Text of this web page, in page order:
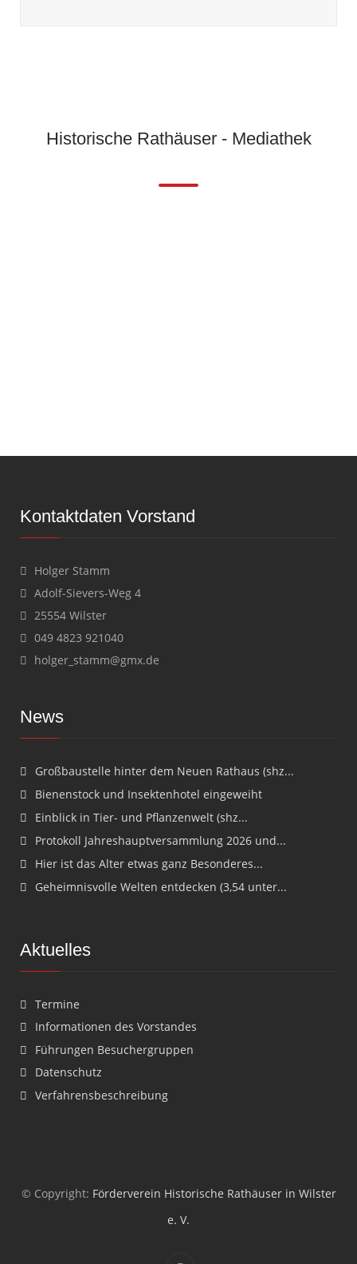
Historische Rathäuser - Mediathek
Kontaktdaten Vorstand
Holger Stamm
Adolf-Sievers-Weg 4
25554 Wilster
049 4823 921040
holger_stamm@gmx.de
News
Großbaustelle hinter dem Neuen Rathaus (shz...
Bienenstock und Insektenhotel eingeweiht
Einblick in Tier- und Pflanzenwelt (shz...
Protokoll Jahreshauptversammlung 2026 und...
Hier ist das Alter etwas ganz Besonderes...
Geheimnisvolle Welten entdecken (3,54 unter...
Aktuelles
Termine
Informationen des Vorstandes
Führungen Besuchergruppen
Datenschutz
Verfahrensbeschreibung
© Copyright: Förderverein Historische Rathäuser in Wilster
e. V.